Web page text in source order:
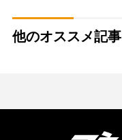
他のオススメ記事